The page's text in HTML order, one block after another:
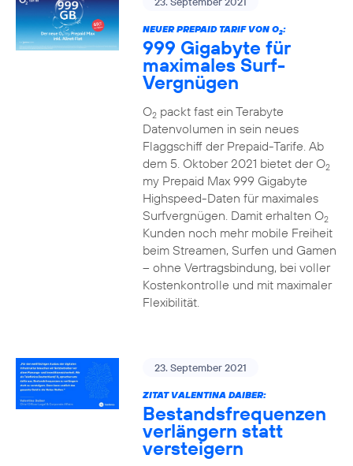
NEUER PREPAID TARIF VON O2:
999 Gigabyte für
maximales Surf-
Vergnügen
O2packt fast ein Terabyte
Datenvolumen in sein neues
Flaggschiff der Prepaid-Tarife. Ab
dem 5. Oktober 2021 bietet der O2
my Prepaid Max 999 Gigabyte
Highspeed-Daten für maximales
Surfvergnügen. Damit erhalten O2
Kunden noch mehr mobile Freiheit
beim Streamen, Surfen und Gamen
– ohne Vertragsbindung, bei voller
Kostenkontrolle und mit maximaler
Flexibilität.
23. September 2021
ZITAT VALENTINA DAIBER:
Bestandsfrequenzen
verlängern statt
versteigern